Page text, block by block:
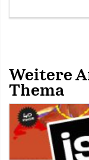
Weitere
Thema